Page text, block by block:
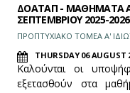
ΔΟΑΤΑΠ - ΜΑΘΗΜΑΤΑ
ΣΕΠΤΕΜΒΡΙΟΥ 2025-2026
ΠΡΟΠΤΥΧΙΑΚΟ ΤΟΜΕΑ Α'
THURSDAY 06 AUGUST
Καλούνται οι
εξετασθούν στα